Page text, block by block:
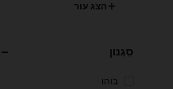
הצג עור
סִגְנוֹן
בוהו